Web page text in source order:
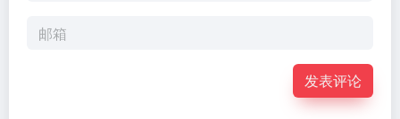
发表评论